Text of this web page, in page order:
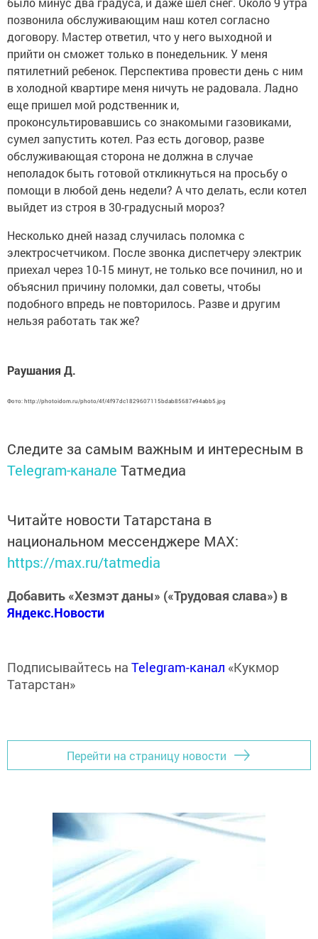
позвонила обслуживающим наш котел согласно
договору. Мастер ответил, что у него выходной и
прийти он сможет только в понедельник. У меня
пятилетний ребенок. Перспектива провести день с ним
в холодной квартире меня ничуть не радовала. Ладно
еще пришел мой родственник и,
проконсультировавшись со знакомыми газовиками,
сумел запустить котел. Раз есть договор, разве
обслуживающая сторона не должна в случае
неполадок быть готовой откликнуться на просьбу о
помощи в любой день недели? А что делать, если котел
выйдет из строя в 30-градусный мороз?
Несколько дней назад случилась поломка с
электросчетчиком. После звонка диспетчеру электрик
приехал через 10-15 минут, не только все починил, но и
объяснил причину поломки, дал советы, чтобы
подобного впредь не повторилось. Разве и другим
нельзя работать так же?
Раушания Д.
Фото: http://photoidom.ru/photo/4f/4f97dc1829607115bdab85687e94abb5.jpg
Следите за самым важным и интересным в
Telegram-канале Татмедиа
Читайте новости Татарстана в
национальном мессенджере MАХ:
https://max.ru/tatmedia
Добавить «Хезмэт даны» («Трудовая слава») в
Яндекс.Новости
Подписывайтесь на Telegram-канал «Кукмор
Татарстан»
Перейти на страницу новости